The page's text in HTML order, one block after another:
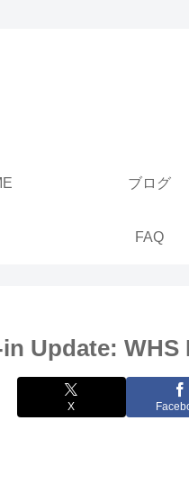
ブログ
FAQ
Update: WHS
X